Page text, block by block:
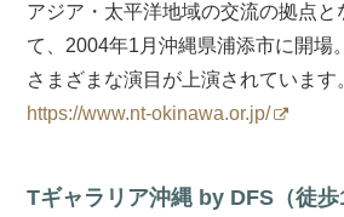
アジア・太平洋地域の交流の拠点と
て、2004年1月沖縄県浦添市に開場
さまざまな演目が上演されています
https://www.nt-okinawa.or.jp/
Tギャラリア沖縄 by DFS（徒歩